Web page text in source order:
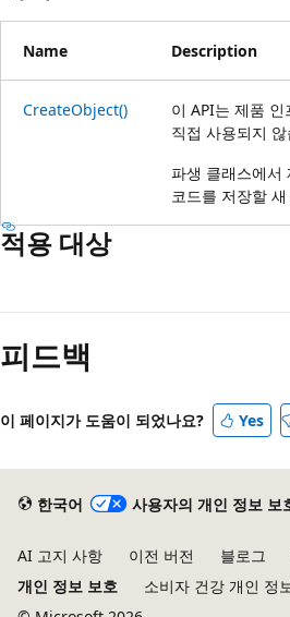
Name Description
CreateObject()
이 API는 제품
직접 사용되지
파생 클래스에서
코드를 저장할
적용 대상
기
모
사
안
피드백
이 페이지가 도움이 되었나요? Yes
한국어 사용자의 개인 정보 보
AI 고지 사항 이전 버전 블로그
개인 정보 보호
소비자 건강 개인 정